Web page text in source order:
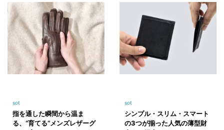
sot
指を通した瞬間から温ま
る、“育てる“メンズレザーグ
sot
シンプル・スリム・スマート
の3つが揃った人気の薄型財